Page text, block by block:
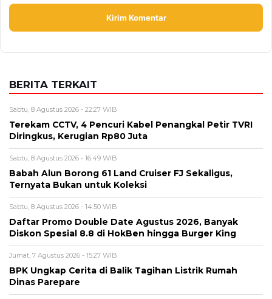
BERITA TERKAIT
Sabtu, 8 Agustus 2026 - 22:27 WIB
Terekam CCTV, 4 Pencuri Kabel Penangkal Petir TVRI
Diringkus, Kerugian Rp80 Juta
Sabtu, 8 Agustus 2026 - 16:49 WIB
Babah Alun Borong 61 Land Cruiser FJ Sekaligus,
Ternyata Bukan untuk Koleksi
Sabtu, 8 Agustus 2026 - 14:50 WIB
Daftar Promo Double Date Agustus 2026, Banyak
Diskon Spesial 8.8 di HokBen hingga Burger King ‎
Jumat, 7 Agustus 2026 - 15:27 WIB
BPK Ungkap Cerita di Balik Tagihan Listrik Rumah
Dinas Parepare